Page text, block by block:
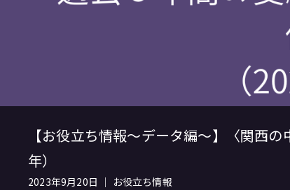
【お役立ち情報～データ編～】〈関西
年）
2023年9月20日 ｜ お役立ち情報